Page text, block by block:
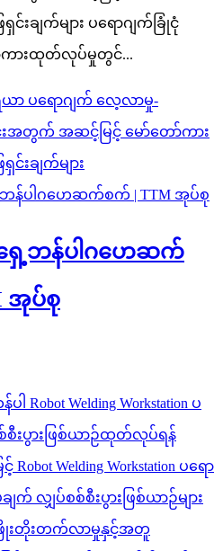
ချက်များ ပရောဂျက်ခြုံငုံ
ကားထုတ်လုပ်မှုတွင်...
ေ့ဘန်ပါဂဟေဆက်
အုပ်စု
Robot Welding Workstation ပ
စီးပွားဖြစ်ယာဉ်ထုတ်လုပ်ရန်
Welding Workstation ပရော
က် လျှပ်စစ်စီးပွားဖြစ်ယာဉ်များ
ြိုးတိုးတက်လာမှုနှင့်အတူ